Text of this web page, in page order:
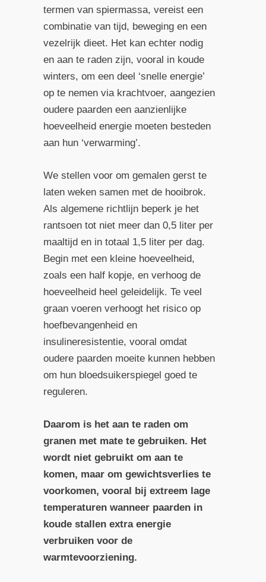
termen van spiermassa, vereist een
combinatie van tijd, beweging en een
vezelrijk dieet. Het kan echter nodig
en aan te raden zijn, vooral in koude
winters, om een deel ‘snelle energie’
op te nemen via krachtvoer, aangezien
oudere paarden een aanzienlijke
hoeveelheid energie moeten besteden
aan hun ‘verwarming’.
We stellen voor om gemalen gerst te
laten weken samen met de hooibrok.
Als algemene richtlijn beperk je het
rantsoen tot niet meer dan 0,5 liter per
maaltijd en in totaal 1,5 liter per dag.
Begin met een kleine hoeveelheid,
zoals een half kopje, en verhoog de
hoeveelheid heel geleidelijk. Te veel
graan voeren verhoogt het risico op
hoefbevangenheid en
insulineresistentie, vooral omdat
oudere paarden moeite kunnen hebben
om hun bloedsuikerspiegel goed te
reguleren.
Daarom is het aan te raden om
granen met mate te gebruiken. Het
wordt niet gebruikt om aan te
komen, maar om gewichtsverlies te
voorkomen, vooral bij extreem lage
temperaturen wanneer paarden in
koude stallen extra energie
verbruiken voor de
warmtevoorziening.